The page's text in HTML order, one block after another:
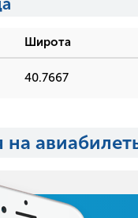
Широта
40.7667